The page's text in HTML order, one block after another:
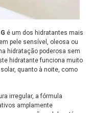
é um dos hidratantes mais
pele sensível, oleosa ou
hidratação poderosa sem
hidratante funciona muito
quanto à noite, como
irregular, a fórmula
amplamente